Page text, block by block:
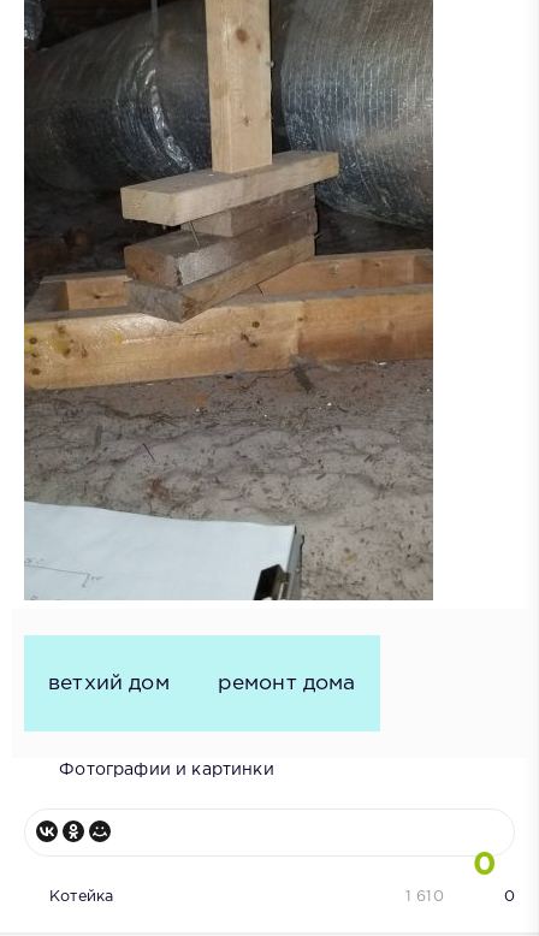
ветхий дом ремонт дома
Фотографии и картинки
0
Котейка 0
1 610